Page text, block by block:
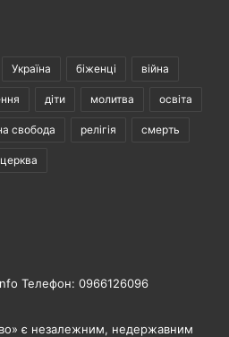
Україна біженці війна
діти молитва освіта
свобода релігія смерть
церква
Телефон: 0966126096
є незалежним, недержавним